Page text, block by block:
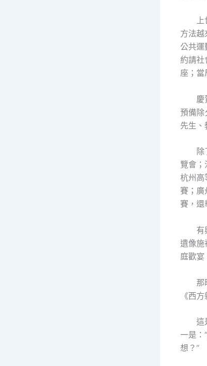
方法
公共運
約請社
座；當
慶
預備除
先生、
覽會；
杭州高
賽；
賽，
有
遺像施
庭歡宴
那
《西
這
一是：
想？”